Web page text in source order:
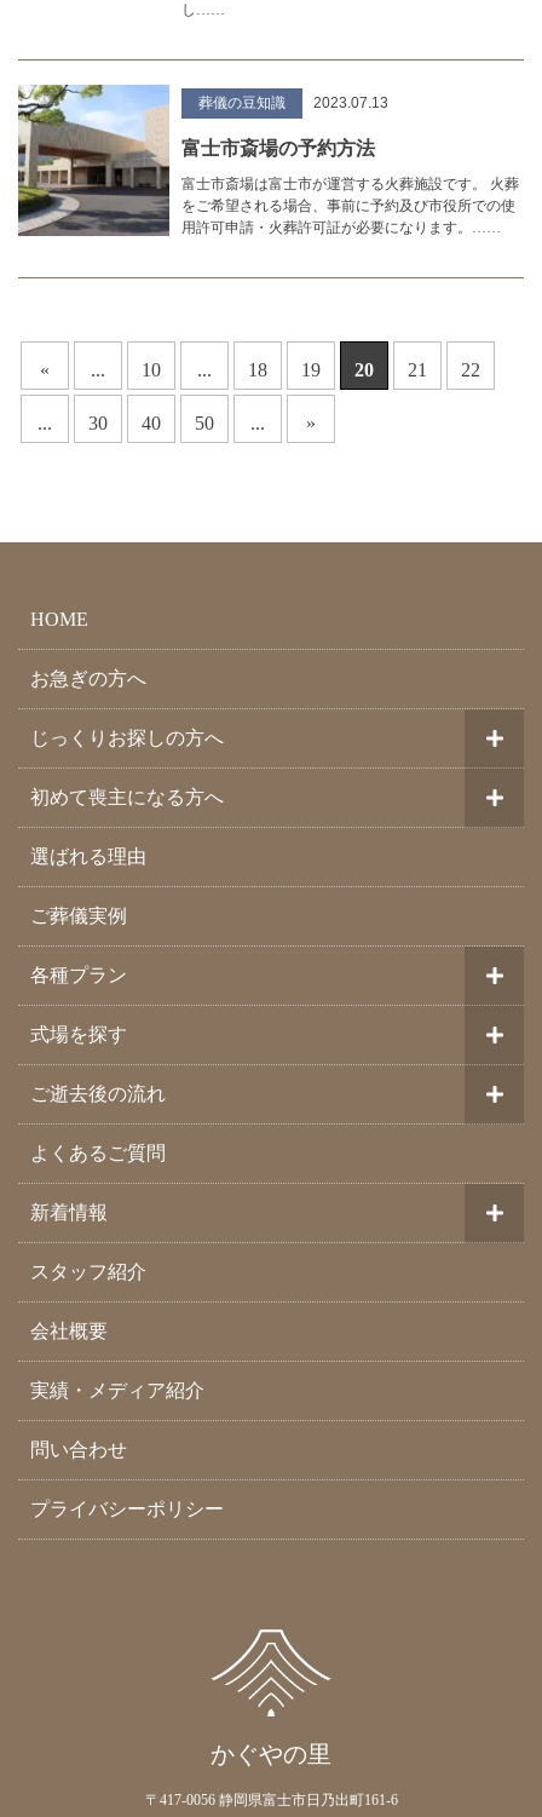
し……
葬儀の豆知識 2023.07.13
富士市斎場の予約方法
富士市斎場は富士市が運営する火葬施設です。 火葬
をご希望される場合、事前に予約及び市役所での使
用許可申請・火葬許可証が必要になります。……
« ... 10 ... 18 19 20 21 22
... 30 40 50 ... »
HOME
お急ぎの方へ
じっくりお探しの方へ
初めて喪主になる方へ
選ばれる理由
ご葬儀実例
各種プラン
式場を探す
ご逝去後の流れ
よくあるご質問
新着情報
スタッフ紹介
会社概要
実績・メディア紹介
問い合わせ
プライバシーポリシー
かぐやの里
〒417-0056 静岡県富士市日乃出町161-6